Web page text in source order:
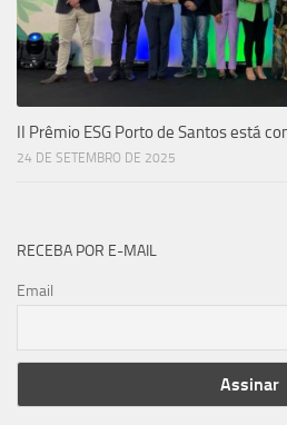
II Prêmio ESG Porto de Santos está
24 DE SETEMBRO DE 2025
RECEBA POR E-MAIL
Email